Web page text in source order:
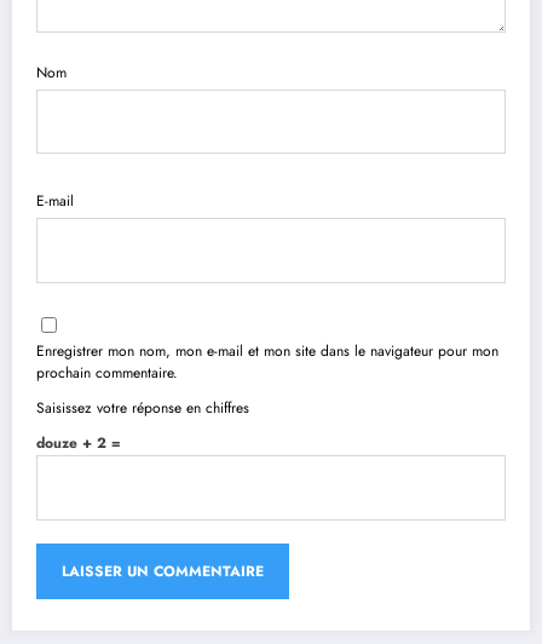
Nom
E-mail
Enregistrer mon nom, mon e-mail et mon site dans le navigateur pour mon
prochain commentaire.
Saisissez votre réponse en chiffres
douze + 2 =